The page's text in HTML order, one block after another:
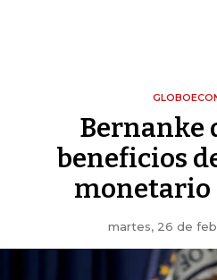
Bernanke
beneficios
monetario
martes, 26 de